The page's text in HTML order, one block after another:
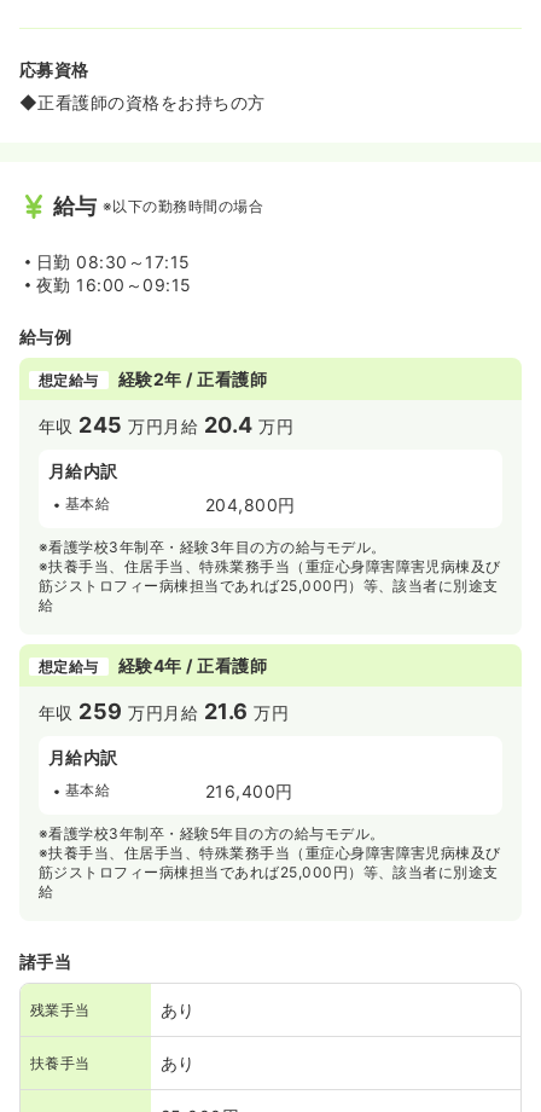
応募資格
◆正看護師の資格をお持ちの方
給与 ※以下の勤務時間の場合
日勤 08:30～17:15
夜勤 16:00～09:15
給与例
想定給与 経験2年 / 正看護師
年収 245 万円 月給 20.4 万円
月給内訳
基本給 204,800円
※看護学校3年制卒・経験3年目の方の給与モデル。
※扶養手当、住居手当、特殊業務手当（重症心身障害障害児病棟及び
筋ジストロフィー病棟担当であれば25,000円）等、該当者に別途支
給
想定給与 経験4年 / 正看護師
年収 259 万円 月給 21.6 万円
月給内訳
基本給 216,400円
※看護学校3年制卒・経験5年目の方の給与モデル。
※扶養手当、住居手当、特殊業務手当（重症心身障害障害児病棟及び
筋ジストロフィー病棟担当であれば25,000円）等、該当者に別途支
給
諸手当
残業手当 あり
扶養手当 あり